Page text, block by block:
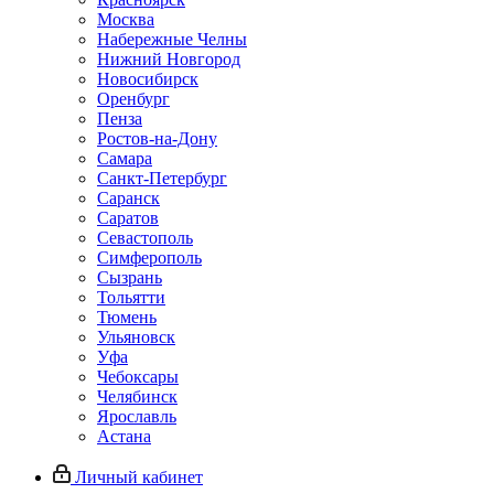
Москва
Набережные Челны
Нижний Новгород
Новосибирск
Оренбург
Пенза
Ростов-на-Дону
Самара
Санкт-Петербург
Саранск
Саратов
Севастополь
Симферополь
Сызрань
Тольятти
Тюмень
Ульяновск
Уфа
Чебоксары
Челябинск
Ярославль
Астана
Личный кабинет